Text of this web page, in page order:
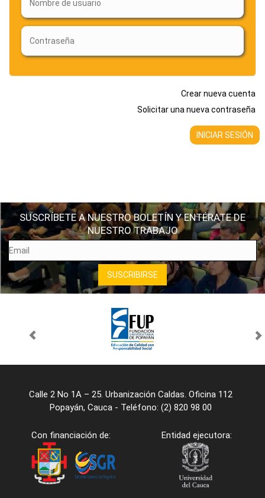
Crear nueva cuenta
Solicitar una nueva contraseña
SUSCRÍBETE A NUESTRO BOLETÍN Y ENTÉRATE DE
NUESTRO TRABAJO
Calle 2 No 1A – 25. Urbanización Caldas. Oficina 112
Popayán, Cauca - Teléfono: (2) 820 98 00
Con financiación de: Entidad ejecutora: